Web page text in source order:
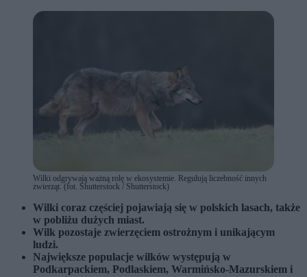
Wilki odgrywają ważną rolę w ekosystemie. Regulują liczebność innych
zwierząt. (fot. Shutterstock / Shutterstock)
Wilki coraz częściej pojawiają się w polskich lasach, także
w pobliżu dużych miast.
Wilk pozostaje zwierzęciem ostrożnym i unikającym
ludzi.
Największe populacje wilków występują w
Podkarpackiem, Podlaskiem, Warmińsko-Mazurskiem i